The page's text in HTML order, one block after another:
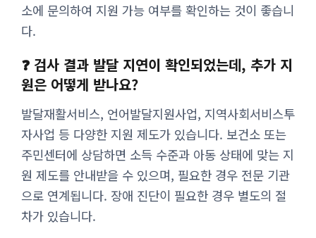
소에 문의하여 지원 가능 여부를 확인하는 것이 좋습니
다.
❓ 검사 결과 발달 지연이 확인되었는데, 추가 지
원은 어떻게 받나요?
발달재활서비스, 언어발달지원사업, 지역사회서비스투
자사업 등 다양한 지원 제도가 있습니다. 보건소 또는
주민센터에 상담하면 소득 수준과 아동 상태에 맞는 지
원 제도를 안내받을 수 있으며, 필요한 경우 전문 기관
으로 연계됩니다. 장애 진단이 필요한 경우 별도의 절
차가 있습니다.